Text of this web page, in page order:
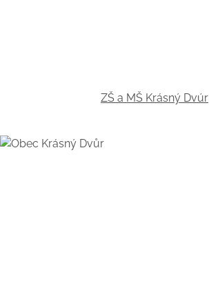
ZŠ a MŠ Krásný Dvúr